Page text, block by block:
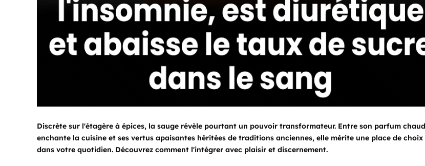
Discrète sur l'étagère à épices, la sauge révèle pourtant un pouvoir transformateur. Entre son parfum
enchante la cuisine et ses vertus apaisantes héritées de traditions anciennes, elle mérite une place de choix
dans votre quotidien. Découvrez comment l'intégrer avec plaisir et discernement.